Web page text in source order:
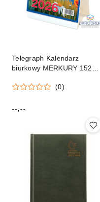
Telegraph Kalendarz
biurkowy MERKURY 152mm
(0)
Cena:
--,--